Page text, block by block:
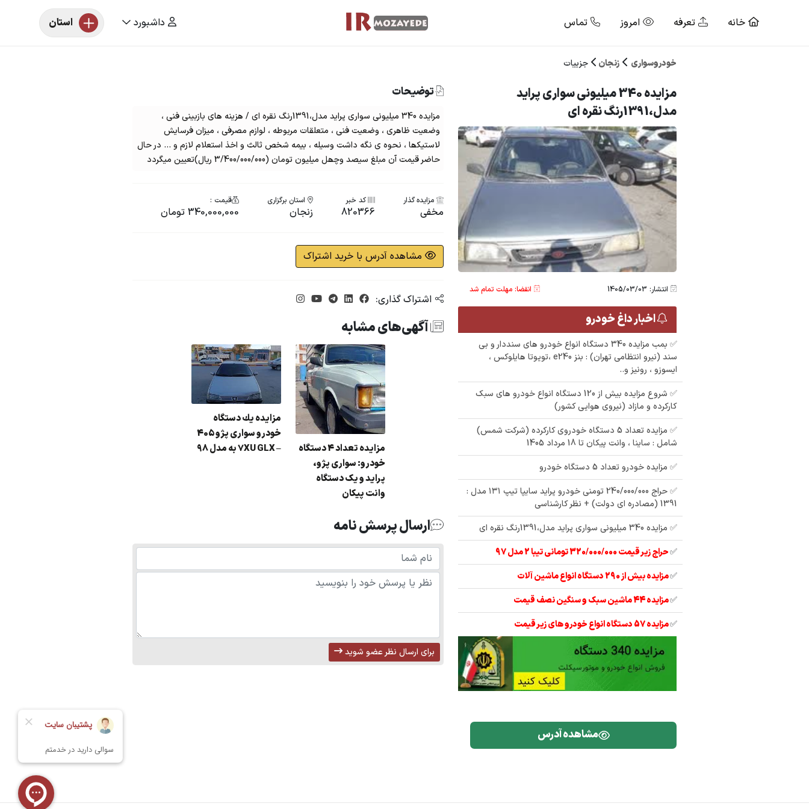
خانه تعرفه امروز تماس داشبورد استان
خودروسواری زنجان جزییات
مزایده 340 میلیونی سواری پرايد
مدل،1391رنگ نقره ای
انتشار: 1405/03/03 انقضا: مهلت تمام شد
اخبار داغ خودرو
✅ بمب مزایده 340 دستگاه انواع خودرو های سنددار و بی
سند (نیرو انتظامی تهران) : بنز e240 ،تویوتا هایلوکس ،
ایسوزو ، رونیز و..
✅ شروع مزایده بیش از 120 دستگاه انواع خودرو های سبک
کارکرده و مازاد (نیروی هوایی کشور)
✅ مزایده تعداد 5 دستگاه خودروی کارکرده (شرکت شمس)
شامل : ساینا ، وانت پیکان تا 18 مرداد 1405
✅ مزایده خودرو تعداد 5 دستگاه خودرو
✅ حراج 240/000/000 تومنی خودرو پراید سایپا تیپ ۱۳۱ مدل :
1391 (مصادره ای دولت) + نظر کارشناسی
✅ مزایده 340 میلیونی سواری پرايد مدل،1391رنگ نقره ای
✅حراج زیر قیمت 320/000/000 تومانی تیبا 2 مدل 97
✅مزایده بیش از 290 دستگاه انواع ماشین آلات
✅مزایده 44 ماشین سبک و سنگین نصف قیمت
✅مزایده 57 دستگاه انواع خودرو های زیر قیمت
مشاهده آدرس
توضیحات
مزایده 340 میلیونی سواری پرايد مدل،1391رنگ نقره ای / ھزینه ھای بازبینی فنی ،
وضعیت ظاھری ، وضعیت فنی ، متعلقات مربوطه ، لوازم مصرفی ، میزان فرسایش
لاستیکھا ، نحوه ی نگه داشت وسیله ، بیمه شخص ثالث و اخذ استعلام لازم و ... در حال
حاضر قیمت آن مبلغ سیصد وچھل میلیون تومان (3/400/000/000 ریال)تعیین میگردد
مزایده گذار
مخفی
کد خبر
820366
استان برگزاری
زنجان
قیمت :
340,000,000 تومان
مشاهده آدرس با خرید اشتراک
اشتراک گذاری:
آگهی‌های مشابه
مزایده یك دستگاه
خودرو سواری پژو 405
– 7XU GLX به مدل 98
مزایده تعداد 4 دستگاه
خودرو: سواری پژو،
پراید و یک دستگاه
وانت پیکان
ارسال پرسش نامه
برای ارسال نظر عضو شوید